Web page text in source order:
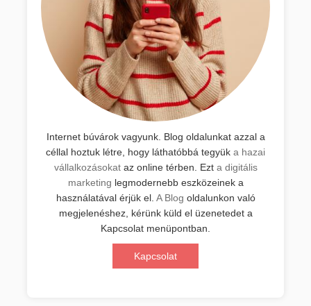
Internet búvárok vagyunk. Blog oldalunkat azzal a
céllal hoztuk létre, hogy láthatóbbá tegyük a hazai
vállalkozásokataz online térben. Ezt a digitális
marketing legmodernebb eszközeinek a
használatával érjük el. A Blog oldalunkon való
megjelenéshez, kérünk küld el üzenetedet a
Kapcsolat menüpontban.
Kapcsolat